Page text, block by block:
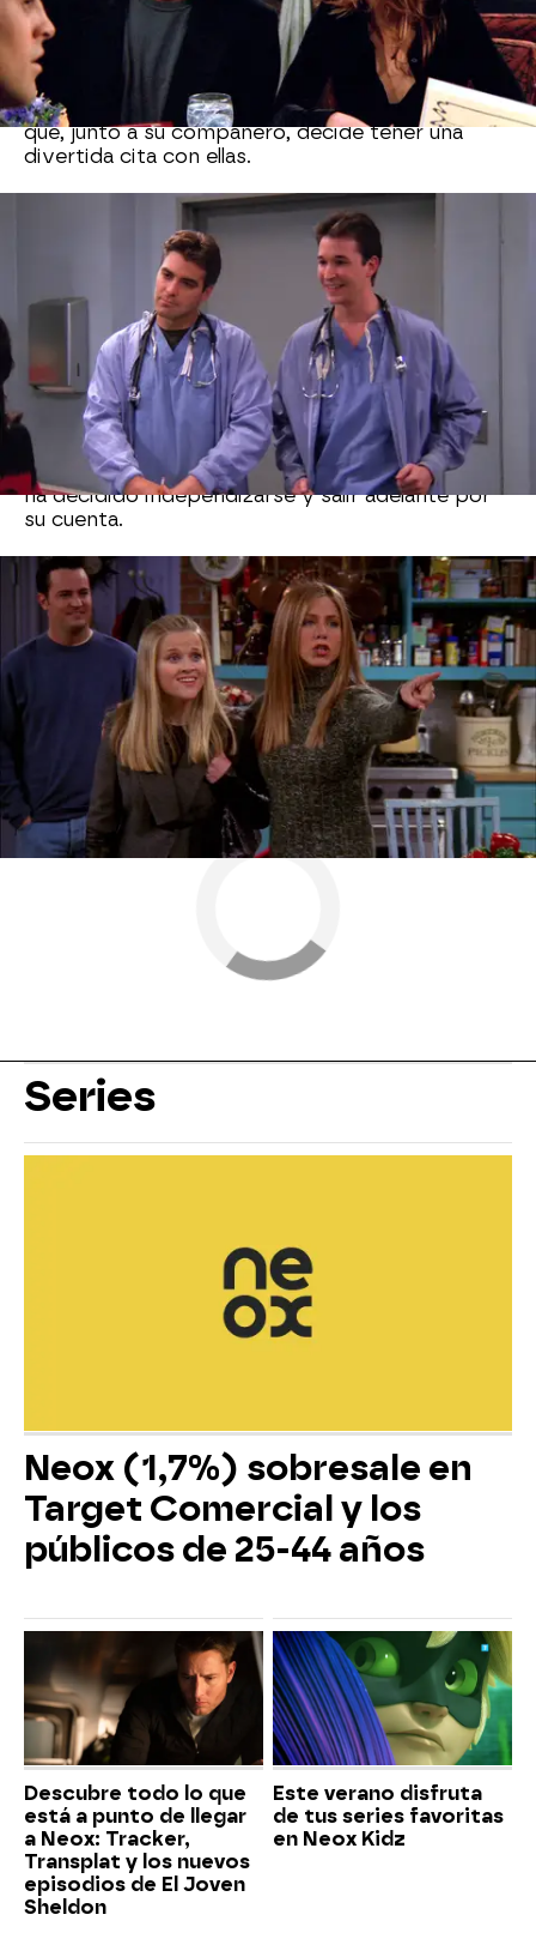
Tras una torcedura de tobillo,Rachelacude con
Monica
al hospital, pero al no tener seguro
decide usar el de su amiga haciéndose pasar la
una por la otra.
George Clooney
les atiende
interpretando al doctor Mitch, un joven médico
que, junto a su compañero, decide tener una
divertida cita con ellas.
Reese Whiterspoon fue la
hermana de Rachel en 'Friends'
La actriz Reese Whiterspoon es conocida por su
aparición en series como 'Big Little Lies', pero
antes de eso interpretó a lahermana pequeña de
Rachel, Jill, en 'Friends', en donde, al igual que su
hermana, Jill se ha ido de casa porque su padre le
ha cortado el crédito al derrochar demasiado y
ha decidido independizarse y salir adelante por
su cuenta.
Bruce Willis
» Series » Friends » Noticias
Series
Neox (1,7%) sobresale en
Target Comercial y los
públicos de 25-44 años
Descubre todo lo que
está a punto de llegar
a Neox: Tracker,
Transplat y los nuevos
episodios de El Joven
Sheldon
Este verano disfruta
de tus series favoritas
en Neox Kidz